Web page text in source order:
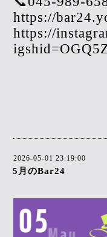
https://
https://
2026-05-01 23:19:00
5月のBar24